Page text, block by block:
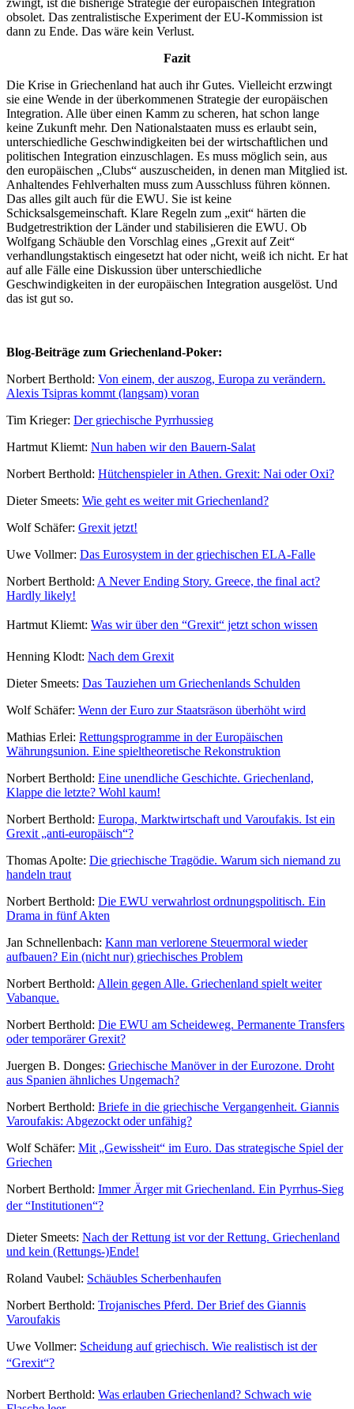
zwingt, ist die bisherige Strategie der europäischen Integration
obsolet. Das zentralistische Experiment der EU-Kommission ist
dann zu Ende. Das wäre kein Verlust.
Fazit
Die Krise in Griechenland hat auch ihr Gutes. Vielleicht erzwingt
sie eine Wende in der überkommenen Strategie der europäischen
Integration. Alle über einen Kamm zu scheren, hat schon lange
keine Zukunft mehr. Den Nationalstaaten muss es erlaubt sein,
unterschiedliche Geschwindigkeiten bei der wirtschaftlichen und
politischen Integration einzuschlagen. Es muss möglich sein, aus
den europäischen „Clubs“ auszuscheiden, in denen man Mitglied ist.
Anhaltendes Fehlverhalten muss zum Ausschluss führen können.
Das alles gilt auch für die EWU. Sie ist keine
Schicksalsgemeinschaft. Klare Regeln zum „exit“ härten die
Budgetrestriktion der Länder und stabilisieren die EWU. Ob
Wolfgang Schäuble den Vorschlag eines „Grexit auf Zeit“
verhandlungstaktisch eingesetzt hat oder nicht, weiß ich nicht. Er hat
auf alle Fälle eine Diskussion über unterschiedliche
Geschwindigkeiten in der europäischen Integration ausgelöst. Und
das ist gut so.
Blog-Beiträge zum Griechenland-Poker:
Norbert Berthold: Von einem, der auszog, Europa zu verändern.
Alexis Tsipras kommt (langsam) voran
Tim Krieger: Der griechische Pyrrhussieg
Hartmut Kliemt: Nun haben wir den Bauern-Salat
Norbert Berthold: Hütchenspieler in Athen. Grexit: Nai oder Oxi?
Dieter Smeets: Wie geht es weiter mit Griechenland?
Wolf Schäfer: Grexit jetzt!
Uwe Vollmer: Das Eurosystem in der griechischen ELA-Falle
Norbert Berthold: A Never Ending Story. Greece, the final act?
Hardly likely!
Hartmut Kliemt: Was wir über den “Grexit“ jetzt schon wissen
Henning Klodt: Nach dem Grexit
Dieter Smeets: Das Tauziehen um Griechenlands Schulden
Wolf Schäfer: Wenn der Euro zur Staatsräson überhöht wird
Mathias Erlei: Rettungsprogramme in der Europäischen
Währungsunion. Eine spieltheoretische Rekonstruktion
Norbert Berthold: Eine unendliche Geschichte. Griechenland,
Klappe die letzte? Wohl kaum!
Norbert Berthold: Europa, Marktwirtschaft und Varoufakis. Ist ein
Grexit „anti-europäisch“?
Thomas Apolte: Die griechische Tragödie. Warum sich niemand zu
handeln traut
Norbert Berthold: Die EWU verwahrlost ordnungspolitisch. Ein
Drama in fünf Akten
Jan Schnellenbach: Kann man verlorene Steuermoral wieder
aufbauen? Ein (nicht nur) griechisches Problem
Norbert Berthold: Allein gegen Alle. Griechenland spielt weiter
Vabanque.
Norbert Berthold: Die EWU am Scheideweg. Permanente Transfers
oder temporärer Grexit?
Juergen B. Donges: Griechische Manöver in der Eurozone. Droht
aus Spanien ähnliches Ungemach?
Norbert Berthold: Briefe in die griechische Vergangenheit. Giannis
Varoufakis: Abgezockt oder unfähig?
Wolf Schäfer: Mit „Gewissheit“ im Euro. Das strategische Spiel der
Griechen
Norbert Berthold: Immer Ärger mit Griechenland. Ein Pyrrhus-Sieg
der “Institutionen“?
Dieter Smeets: Nach der Rettung ist vor der Rettung. Griechenland
und kein (Rettungs-)Ende!
Roland Vaubel: Schäubles Scherbenhaufen
Norbert Berthold: Trojanisches Pferd. Der Brief des Giannis
Varoufakis
Uwe Vollmer: Scheidung auf griechisch. Wie realistisch ist der
“Grexit“?
Norbert Berthold: Was erlauben Griechenland? Schwach wie